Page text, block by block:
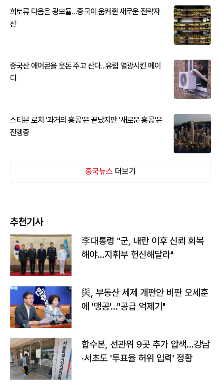
희토류 다음은 광모듈…중국이 움켜쥔 새로운 전략자
산
중국산 에어콘을 웃돈 주고 산다...유럽 열광시킨 메이
디
스티븐 로치 '과거의 홍콩'은 끝났지만 '새로운 홍콩'은
진행중
중국뉴스 더보기
추천기사
李대통령 "군, 내란 이후 신뢰 회복
해야…지휘부 헌신해달라"
與, 부동산 세제 개편안 비판 오세훈
에 '맹공'…"공급 억제기"
합수본, 선관위 9곳 추가 압색…강남
·서초도 '투표율 허위 입력' 정황